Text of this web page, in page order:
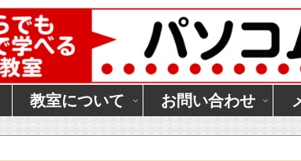
教室について お問い合わせ